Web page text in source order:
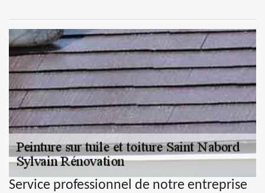
Service professionnel de notre entreprise